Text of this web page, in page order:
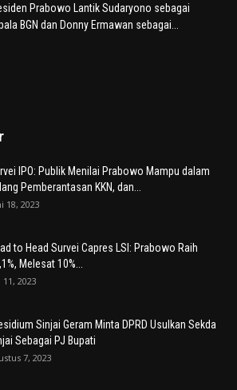
Prabowo Lantik Sudaryono sebagai
BGN dan Donny Ermawan sebagai...
IPO: Publik Menilai Prabowo Mampu dalam
Pemberantasan KKN, dan...
18, 2023
to Head Survei Capres LSI: Prabowo Raih
Melesat 10%...
11, 2023
Sinjai Geram Minta DPRD Usulkan Sekda
Sebagai PJ Bupati
7, 2023